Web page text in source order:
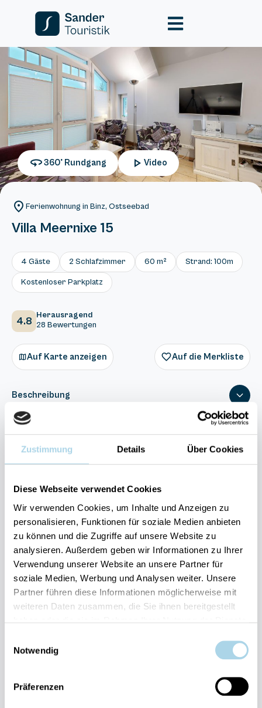
Zustimmung Details Über Cookies
Diese Webseite verwendet Cookies
Wir verwenden Cookies, um Inhalte und Anzeigen zu
personalisieren, Funktionen für soziale Medien anbieten
zu können und die Zugriffe auf unsere Website zu
analysieren. Außerdem geben wir Informationen zu Ihrer
Verwendung unserer Website an unsere Partner für
soziale Medien, Werbung und Analysen weiter. Unsere
Partner führen diese Informationen möglicherweise mit
weiteren Daten zusammen, die Sie ihnen bereitgestellt
Notwendig
Präferenzen
360° Rundgang Video
Ferienwohnung in Binz, Ostseebad
Villa Meernixe 15
4 Gäste 2 Schlafzimmer 60 m² Strand: 100m
Kostenloser Parkplatz
4.8 Herausragend
28 Bewertungen
Auf Karte anzeigen Auf die Merkliste
Beschreibung
Ausstattung
Ihre Vorteile auf einen Blick:
Bestpreis-Garantie für Ihren Urlaub
Flexible An- und Abreise 24/7 möglich
Risikofrei bis 60 Tage vorher stornieren
Sofortige Buchungsbestätigung
Persönlicher Gästeservice vor Ort Transparente